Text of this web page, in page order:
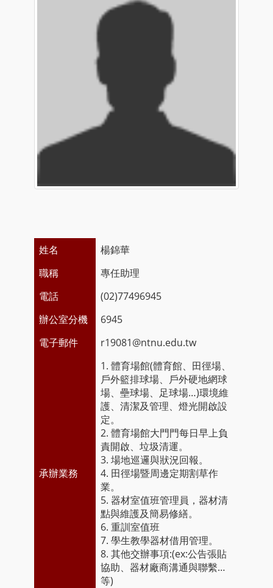
姓名
楊錦華
職稱
專任助理
電話
(02)77496945
辦公室分機
6945
電子郵件
r19081@ntnu.edu.tw
承辦業務
1. 體育場館(體育館、田徑場、
戶外籃排球場、戶外硬地網球
場、壘球場、足球場…)環境維
護、清潔及管理、燈光開啟設
定。
2. 體育場館大門門每日早上負
責開啟、垃圾清運。
3. 場地巡邏與狀況回報。
4. 田徑場暨周邊定期割草作
業。
5. 器材室值班管理員，器材清
點與維護及簡易修繕。
6. 重訓室值班
7. 學生教學器材借用管理。
8. 其他交辦事項:(ex:公告張貼
協助、器材廠商溝通與聯繫…
等)